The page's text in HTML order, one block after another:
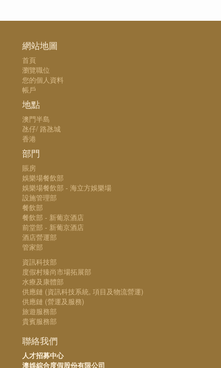
網站地圖
首頁
瀏覽職位
您的個人資料
帳戶
地點
澳門半島
氹仔/ 路氹城
香港
部門
賬房
娛樂場餐飲部
娛樂場餐飲部 - 海立方娛樂場
設施管理部
餐飲部
餐飲部 - 新葡京酒店
前堂部 - 新葡京酒店
酒店營運部
管家部
資訊科技部
度假村臻尚市場拓展部
水療及康體部
供應鏈 (資訊科技系統, 項目及物流營運)
供應鏈 (營運及服務)
旅遊服務部
貴賓服務部
聯絡我們
人才招募中心
澳娛綜合度假股份有限公司